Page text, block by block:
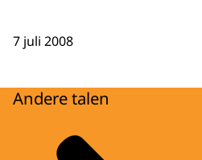
7 juli 2008
Andere talen